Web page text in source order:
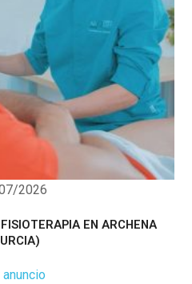
2026
EN ARCHENA
anuncio